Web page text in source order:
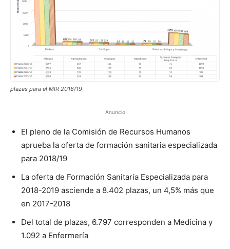
plazas para el MIR 2018/19
Anuncio
El pleno de la Comisión de Recursos Humanos
aprueba la oferta de formación sanitaria especializada
para 2018/19
La oferta de Formación Sanitaria Especializada para
2018-2019 asciende a 8.402 plazas, un 4,5% más que
en 2017-2018
Del total de plazas, 6.797 corresponden a Medicina y
1.092 a Enfermería